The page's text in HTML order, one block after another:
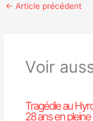
← Article précédent
Voir
Tragédie au
28 ans en